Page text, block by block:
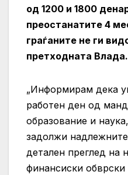
од 1200 и 1800
преостанатите 4
граѓаните не ги
претходната Влада.
„Информирам дека
работен ден од
образование и
задолжи
детален преглед на
финансиски обврски